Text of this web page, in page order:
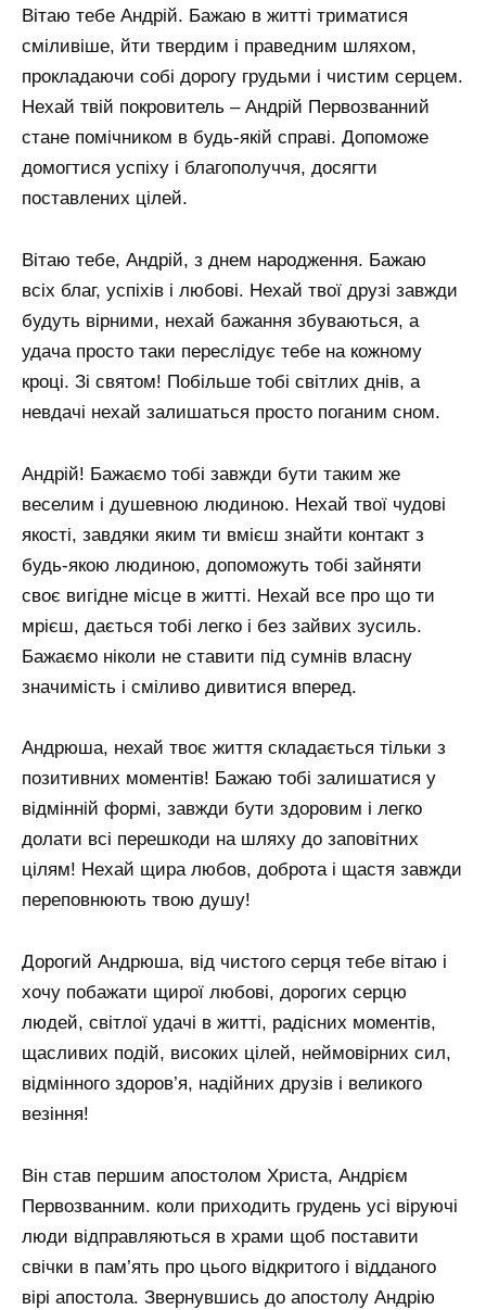
Вітаю тебе Андрій. Бажаю в житті триматися
сміливіше, йти твердим і праведним шляхом,
прокладаючи собі дорогу грудьми і чистим серцем.
Нехай твій покровитель – Андрій Первозванний
стане помічником в будь-якій справі. Допоможе
домогтися успіху і благополуччя, досягти
поставлених цілей.
Вітаю тебе, Андрій, з днем ​​народження. Бажаю
всіх благ, успіхів і любові. Нехай твої друзі завжди
будуть вірними, нехай бажання збуваються, а
удача просто таки переслідує тебе на кожному
кроці. Зі святом! Побільше тобі світлих днів, а
невдачі нехай залишаться просто поганим сном.
Андрій! Бажаємо тобі завжди бути таким же
веселим і душевною людиною. Нехай твої чудові
якості, завдяки яким ти вмієш знайти контакт з
будь-якою людиною, допоможуть тобі зайняти
своє вигідне місце в житті. Нехай все про що ти
мрієш, дається тобі легко і без зайвих зусиль.
Бажаємо ніколи не ставити під сумнів власну
значимість і сміливо дивитися вперед.
Андрюша, нехай твоє життя складається тільки з
позитивних моментів! Бажаю тобі залишатися у
відмінній формі, завжди бути здоровим і легко
долати всі перешкоди на шляху до заповітних
цілям! Нехай щира любов, доброта і щастя завжди
переповнюють твою душу!
Дорогий Андрюша, від чистого серця тебе вітаю і
хочу побажати щирої любові, дорогих серцю
людей, світлої удачі в житті, радісних моментів,
щасливих подій, високих цілей, неймовірних сил,
відмінного здоров’я, надійних друзів і великого
везіння!
Він став першим апостолом Христа, Андрієм
Первозванним. коли приходить грудень усі віруючі
люди відправляються в храми щоб поставити
свічки в пам’ять про цього відкритого і відданого
вірі апостола. Звернувшись до апостолу Андрію